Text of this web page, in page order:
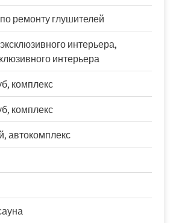
ремонту глушителей
интерьера,
интерьера
комплекс
комплекс
автокомплекс